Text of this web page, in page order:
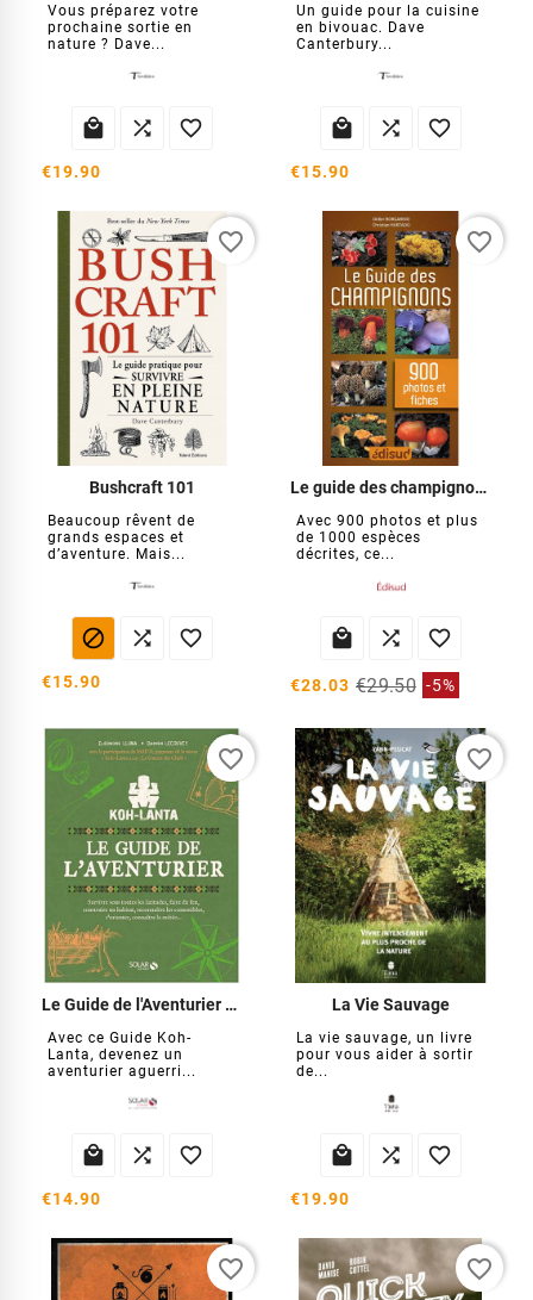
Vous préparez votre
prochaine sortie en
nature ? Dave...
  
€19.90
Un guide pour la cuisine
en bivouac. Dave
Canterbury...
  
€15.90
Bushcraft 101
Beaucoup rêvent de
grands espaces et
d’aventure. Mais...
  
€15.90
favorite_border
Le guide des champignons
Avec 900 photos et plus
de 1000 espèces
décrites, ce...
  
€28.03 €29.50 -5%
favorite_border
Le Guide de l'Aventurier Koh-Lanta
Avec ce Guide Koh-
Lanta, devenez un
aventurier aguerri...
  
€14.90
favorite_border
La Vie Sauvage
La vie sauvage, un livre
pour vous aider à sortir
de...
  
€19.90
favorite_border
favorite_border favorite_border